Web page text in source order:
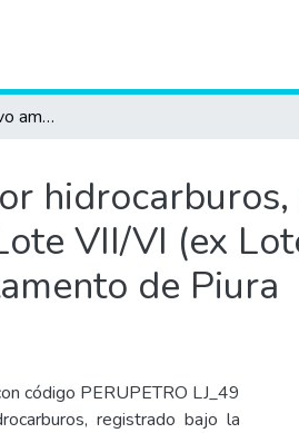
Identificación de pasivo ambiental del subsector hidrocarburos, con código de Ficha OEFA F01093, ubicado en el Lote VII/VI (ex Lote VI), del distrito de Lobitos, provincia de Talara, departamento de Piura
hidrocarburos,
VII/VI (ex
de Piura
código PERUPETRO LJ_49
registrado bajo la